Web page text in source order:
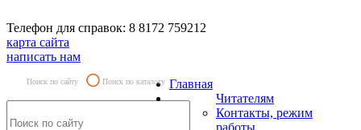
Телефон для справок: 8 8172 759212
карта сайта
написать нам
Поиск по сайту Поиск по каталогу Главная
Читателям
Контакты, режим
работы